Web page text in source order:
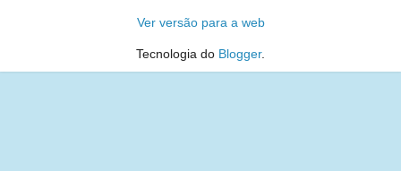
Ver versão para a web
Tecnologia do Blogger.